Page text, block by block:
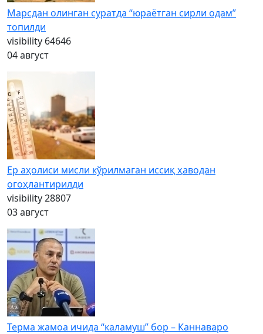
Марсдан олинган суратда “юраётган сирли одам”
топилди
visibility 64646
04 август
Ер аҳолиси мисли кўрилмаган иссиқ ҳаводан
огоҳлантирилди
visibility28807
03 август
Терма жамоа ичида “каламуш” бор – Каннаваро